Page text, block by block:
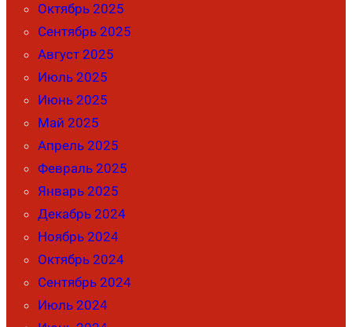
Октябрь 2025
Сентябрь 2025
Август 2025
Июль 2025
Июнь 2025
Май 2025
Апрель 2025
Февраль 2025
Январь 2025
Декабрь 2024
Ноябрь 2024
Октябрь 2024
Сентябрь 2024
Июль 2024